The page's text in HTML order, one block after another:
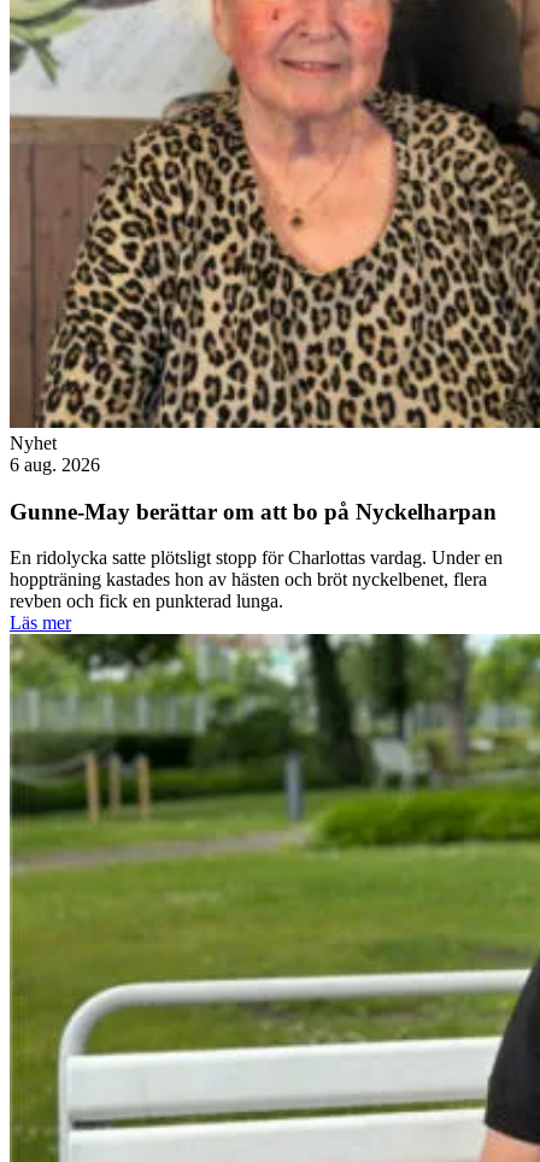
Nyhet
6 aug. 2026
Gunne-May berättar om att bo på Nyckelharpan
En ridolycka satte plötsligt stopp för Charlottas vardag. Under en
hoppträning kastades hon av hästen och bröt nyckelbenet, flera
revben och fick en punkterad lunga.
Läs mer